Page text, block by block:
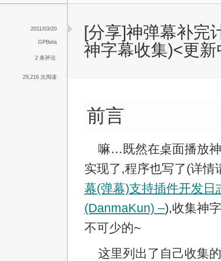
[分享]神弹幕补完
神字幕收集)<更新
前言
嘛…既然在桌面播放神
实现了,程序也写了(详情
幕(弹幕)支持插件开发日
(DanmaKun) –),收集神
不可少的~
这里列出了自己收集
2011/03/20
GPBeta
2 条评论
29,216 次阅读